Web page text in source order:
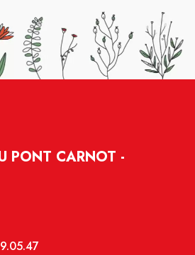
PONT CARNOT -